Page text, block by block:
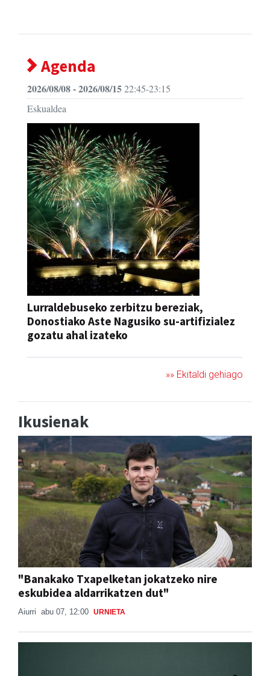
Agenda
2026/08/08 - 2026/08/1522:45-23:15
Eskualdea
Lurraldebuseko zerbitzu bereziak,
Donostiako Aste Nagusiko su-artifizialez
gozatu ahal izateko
»» Ekitaldi gehiago
Ikusienak
"Banakako Txapelketan jokatzeko nire
eskubidea aldarrikatzen dut"
Aiurri abu 07, 12:00 URNIETA